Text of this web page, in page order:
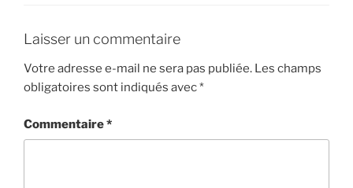
Laisser un commentaire
Votre adresse e-mail ne sera pas publiée. Les champs
obligatoires sont indiqués avec*
Commentaire*